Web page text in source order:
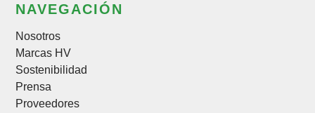
NAVEGACIÓN
Nosotros
Marcas HV
Sostenibilidad
Prensa
Proveedores